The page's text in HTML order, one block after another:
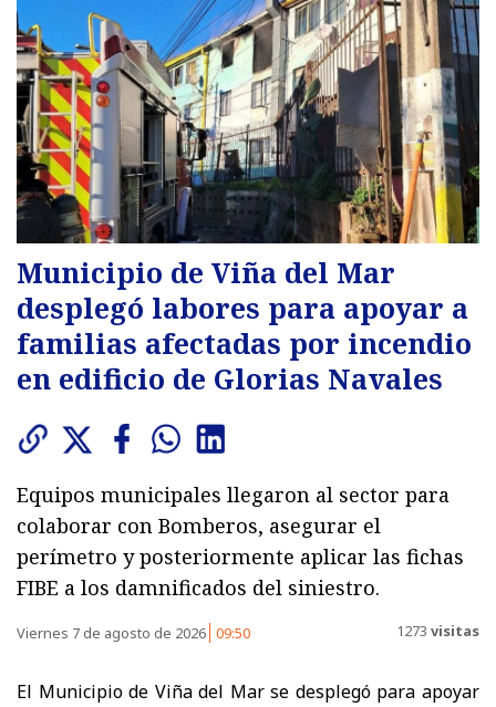
Municipio de Viña del Mar
desplegó labores para apoyar a
familias afectadas por incendio
en edificio de Glorias Navales
Equipos municipales llegaron al sector para
colaborar con Bomberos, asegurar el
perímetro y posteriormente aplicar las fichas
FIBE a los damnificados del siniestro.
Viernes 7 de agosto de 2026 09:50 1273 visitas
El Municipio de Viña del Mar se desplegó para apoyar